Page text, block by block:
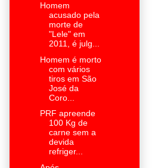
Homem
acusado pela
morte de
"Lele" em
2011, é julg...
Homem é morto
com vários
tiros em São
José da
Coro...
PRF apreende
100 Kg de
carne sem a
devida
refriger...